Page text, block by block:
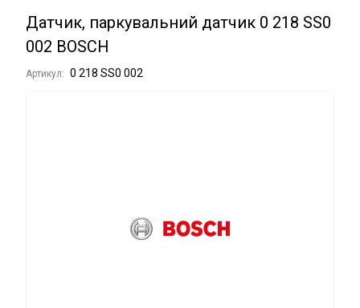
Датчик, паркувальний датчик 0 218 SS0
002 BOSCH
Артикул: 0 218 SS0 002